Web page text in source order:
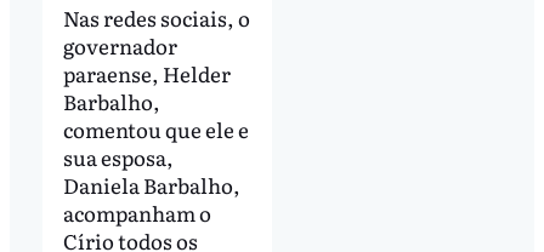
Nas redes sociais, o
governador
paraense, Helder
Barbalho,
comentou que ele e
sua esposa,
Daniela Barbalho,
acompanham o
Círio todos os